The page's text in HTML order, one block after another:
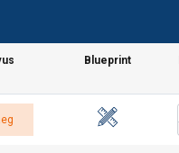
Blueprint